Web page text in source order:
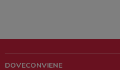
DOVECONVIENE